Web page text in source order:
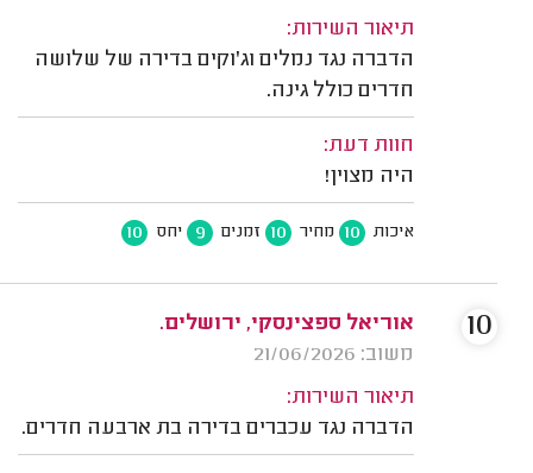
תיאור השירות:
הדברה נגד נמלים וג'וקים בדירה של שלושה
חדרים כולל גינה.
חוות דעת:
היה מצוין!
איכות 10 מחיר 10 זמנים 9 יחס 10
אוריאל ספצינסקי, ירושלים.
משוב: 21/06/2026
תיאור השירות:
הדברה נגד עכברים בדירה בת ארבעה חדרים.
10